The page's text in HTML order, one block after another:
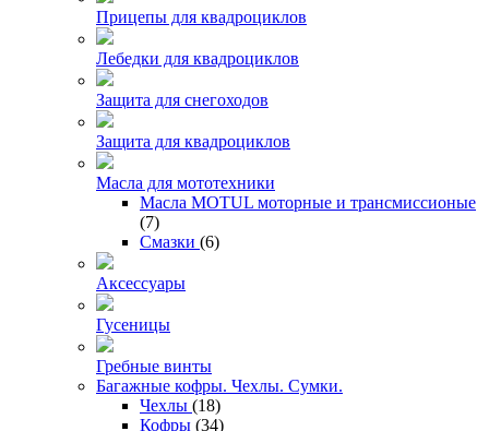
Прицепы для квадроциклов
Лебедки для квадроциклов
Защита для снегоходов
Защита для квадроциклов
Масла для мототехники
Масла MOTUL моторные и трансмиссионые
(7)
Смазки (6)
Аксессуары
Гусеницы
Гребные винты
Багажные кофры. Чехлы. Сумки.
Чехлы (18)
Кофры (34)